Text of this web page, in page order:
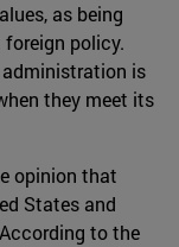
as being
policy.
is
they meet its
opinion that
States and
to the